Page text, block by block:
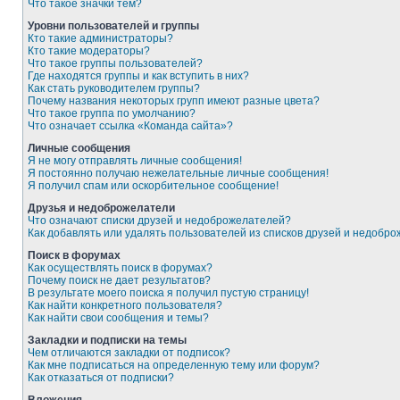
Что такое значки тем?
Уровни пользователей и группы
Кто такие администраторы?
Кто такие модераторы?
Что такое группы пользователей?
Где находятся группы и как вступить в них?
Как стать руководителем группы?
Почему названия некоторых групп имеют разные цвета?
Что такое группа по умолчанию?
Что означает ссылка «Команда сайта»?
Личные сообщения
Я не могу отправлять личные сообщения!
Я постоянно получаю нежелательные личные сообщения!
Я получил спам или оскорбительное сообщение!
Друзья и недоброжелатели
Что означают списки друзей и недоброжелателей?
Как добавлять или удалять пользователей из списков друзей и
Поиск в форумах
Как осуществлять поиск в форумах?
Почему поиск не дает результатов?
В результате моего поиска я получил пустую страницу!
Как найти конкретного пользователя?
Как найти свои сообщения и темы?
Закладки и подписки на темы
Чем отличаются закладки от подписок?
Как мне подписаться на определенную тему или форум?
Как отказаться от подписки?